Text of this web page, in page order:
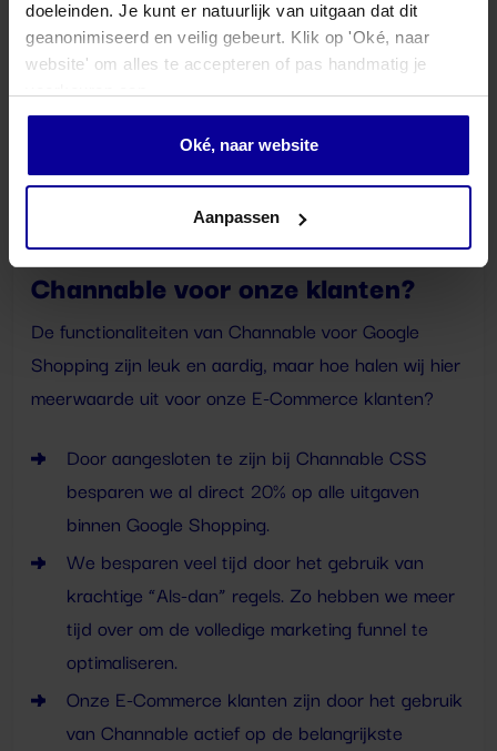
doeleinden. Je kunt er natuurlijk van uitgaan dat dit
geanonimiseerd en veilig gebeurt. Klik op 'Oké, naar
website' om alles te accepteren of pas handmatig je
Oké, naar website
Aanpassen
Hoe halen we meerwaarde uit
Channable voor onze klanten?
De functionaliteiten van Channable voor Google
Shopping zijn leuk en aardig, maar hoe halen wij hier
meerwaarde uit voor onze E-Commerce klanten?
Door aangesloten te zijn bij Channable CSS
besparen we al direct 20% op alle uitgaven
binnen Google Shopping.
We besparen veel tijd door het gebruik van
krachtige “Als-dan” regels. Zo hebben we meer
tijd over om de volledige marketing funnel te
optimaliseren.
Onze E-Commerce klanten zijn door het gebruik
van Channable actief op de belangrijkste